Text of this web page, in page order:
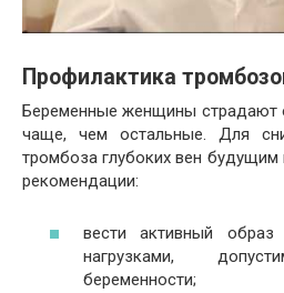
Профилактика
Беременные женщины страдают
чаще, чем остальные. Для
тромбоза глубоких вен
рекомендации:
вести активный
нагрузками,
беременности;